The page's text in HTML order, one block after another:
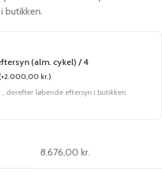
butikken.
(alm. cykel) / 4
+2.000,00 kr. )
derefter løbende eftersyn i butikken
8.676,00 kr.